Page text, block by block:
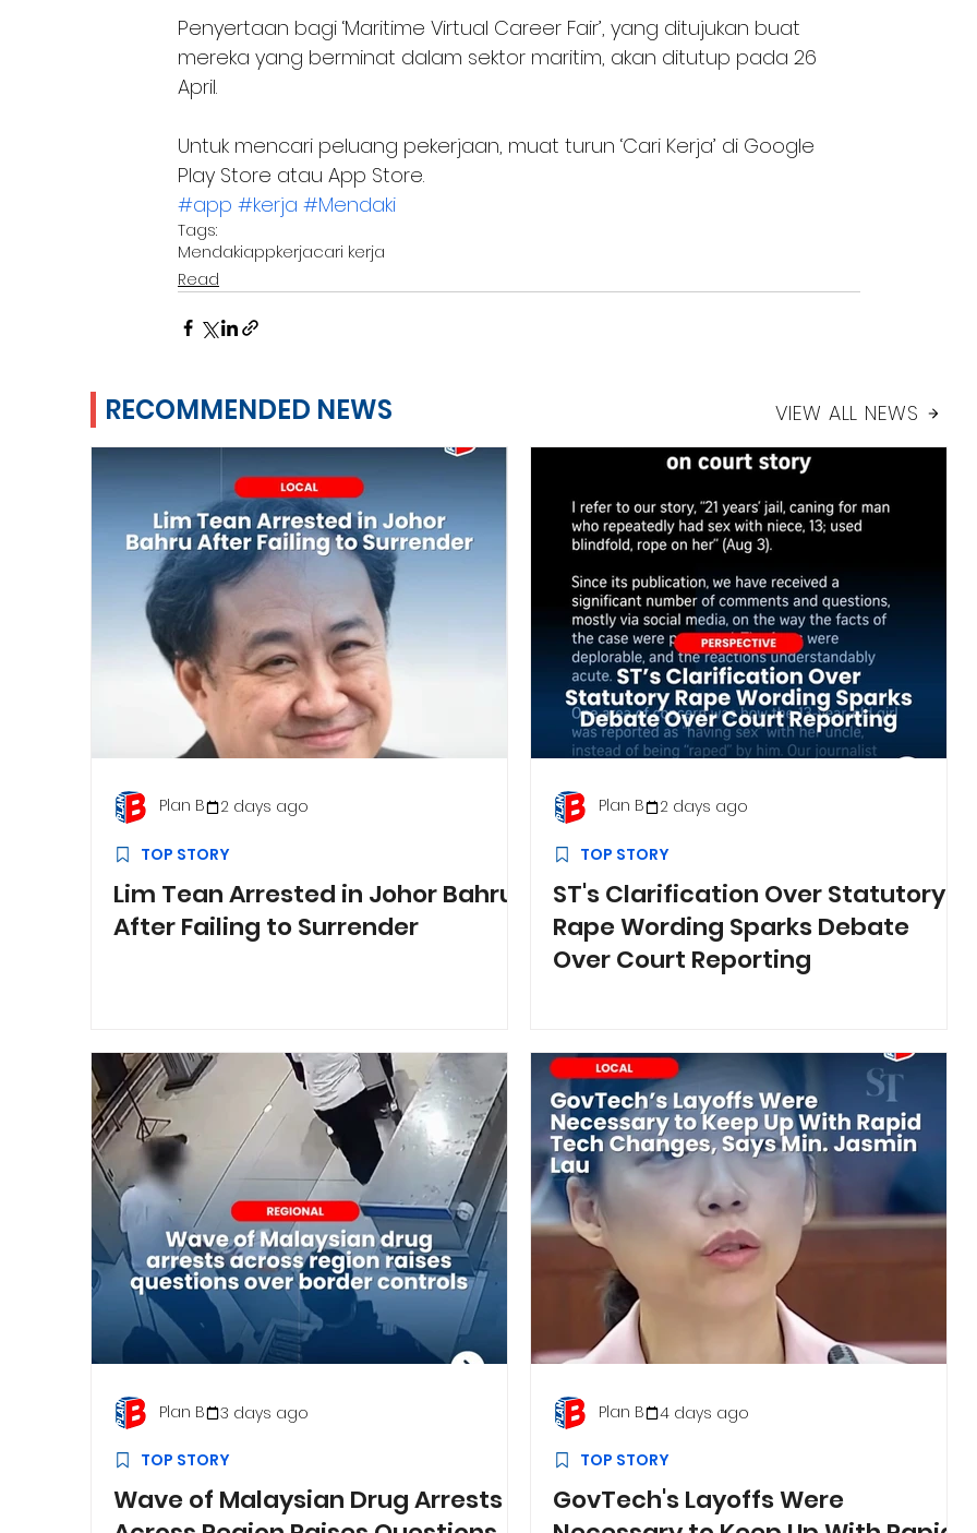
Penyertaan bagi ‘Maritime Virtual Career Fair’, yang ditujukan buat
mereka yang berminat dalam sektor maritim, akan ditutup pada 26
April.
Untuk mencari peluang pekerjaan, muat turun ‘Cari Kerja’ di Google
Play Store atau App Store.
#app #kerja #Mendaki
Tags:
Mendakiappkerjacari kerja
Read
RECOMMENDED NEWS VIEW ALL NEWS
Lim Tean Arrested in Johor Bahru
After Failing to Surrender
TOP STORY
Plan B 2 days ago
ST's Clarification Over Statutory
Rape Wording Sparks Debate
Over Court Reporting
TOP STORY
Plan B 2 days ago
Wave of Malaysian Drug Arrests
TOP STORY
Plan B 3 days ago
GovTech's Layoffs Were
TOP STORY
Plan B 4 days ago